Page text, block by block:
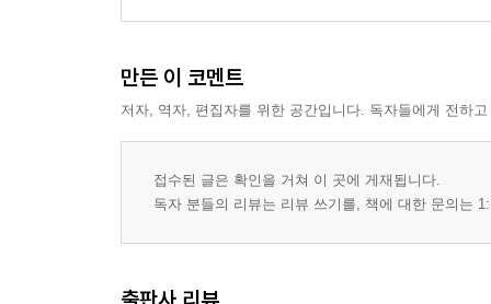
형제가 1채 공동상속한 경우
04 다주택자 거주주택 비과세 10가지 질문
다주택자 거주주택 비과세 요건은?
장기임대주택이 재개발로 멸실, 거주주택 비과세
만든 이 코멘트
저자, 역자, 편집자를 위한 공간입니다. 독자들에게 전하
접수된 글은 확인을 거쳐 이 곳에 게재됩니다.
독자 분들의 리뷰는 리뷰 쓰기를, 책에 대한 문의는